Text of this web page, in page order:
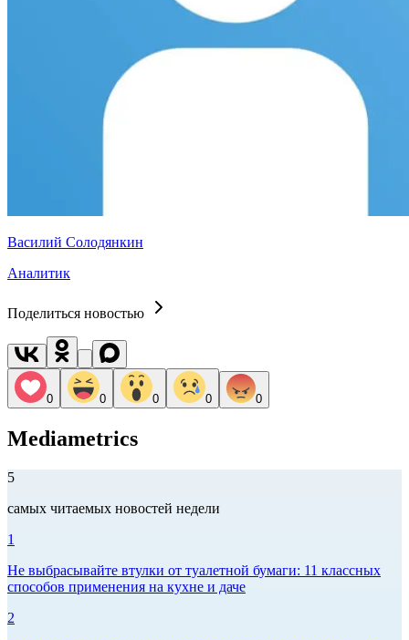
Василий Солодянкин
Аналитик
Поделиться новостью
0 0 0 0 0
Mediametrics
5
самых читаемых новостей недели
1
Не выбрасывайте втулки от туалетной бумаги: 11 классных
способов применения на кухне и даче
2